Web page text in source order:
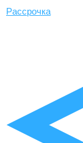
Рассрочка